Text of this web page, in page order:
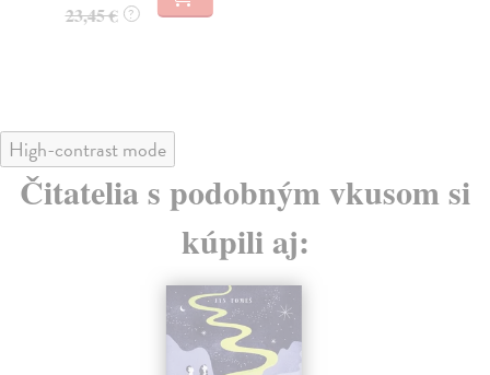
23,45 € ?
High-contrast mode
Čitatelia s podobným vkusom si
kúpili aj: